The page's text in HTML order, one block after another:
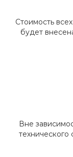
Стоимость
будет
Вне
технического